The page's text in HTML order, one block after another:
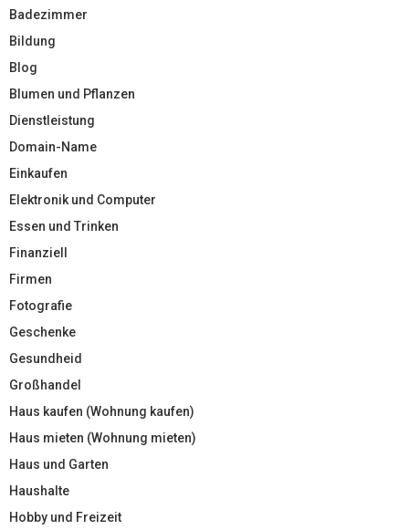
Badezimmer
Bildung
Blog
Blumen und Pflanzen
Dienstleistung
Domain-Name
Einkaufen
Elektronik und Computer
Essen und Trinken
Finanziell
Firmen
Fotografie
Geschenke
Gesundheid
Großhandel
Haus kaufen (Wohnung kaufen)
Haus mieten (Wohnung mieten)
Haus und Garten
Haushalte
Hobby und Freizeit